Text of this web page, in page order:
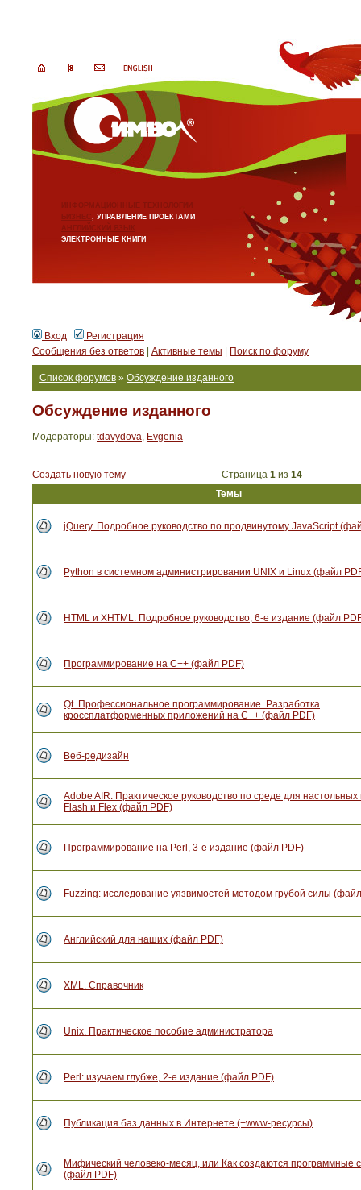
ИНФОРМАЦИОННЫЕ ТЕХНОЛОГИИ
БИЗНЕС, УПРАВЛЕНИЕ ПРОЕКТАМИ
АНГЛИЙСКИЙ ЯЗЫК
ЭЛЕКТРОННЫЕ КНИГИ
Вход
Регистрация
Сообщения без ответов
Активные темы Поиск по форуму
Список форумов » Обсуждение изданного
Обсуждение изданного
Модераторы: tdavydova, Evgenia
Создать новую тему Страница 1 из 14
Темы
jQuery. Подробное руководство по продвинутому JavaScript
Python в системном администрировании UNIX и Linux (файл
HTML и XHTML. Подробное руководство, 6-е издание (файл
Программирование на C++ (файл PDF)
Qt. Профессиональное программирование. Разработка
кроссплатформенных приложений на С++ (файл PDF)
Веб-редизайн
Adobe AIR. Практическое руководство по среде для
Flash и Flex (файл PDF)
Программирование на Perl, 3-е издание (файл PDF)
Fuzzing: исследование уязвимостей методом грубой силы
Английский для наших (файл PDF)
XML. Справочник
Unix. Практическое пособие администратора
Perl: изучаем глубже, 2-е издание (файл PDF)
Публикация баз данных в Интернете (+www-ресурсы)
Мифический человеко-месяц, или Как создаются программные
(файл PDF)